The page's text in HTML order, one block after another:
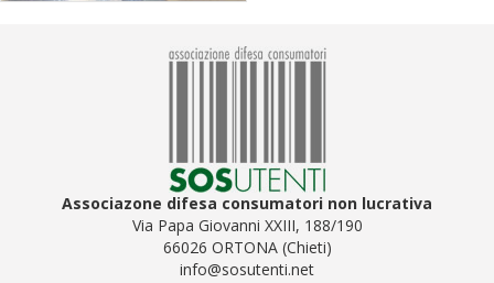
Associazone difesa consumatori non lucrativa
Via Papa Giovanni XXIII, 188/190
66026 ORTONA (Chieti)
info@sosutenti.net